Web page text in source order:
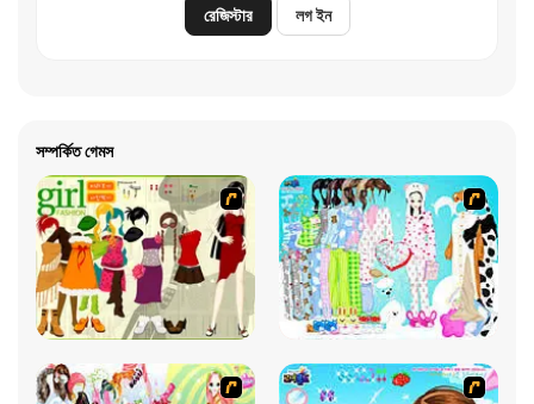
রেজিস্টার লগ ইন
সম্পর্কিত গেমস